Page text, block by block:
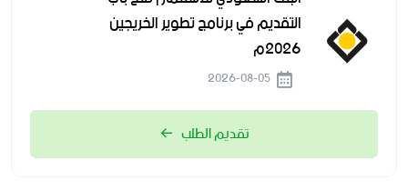
التقديم في برنامج تطوير الخريجين
2026م
تقديم الطلب